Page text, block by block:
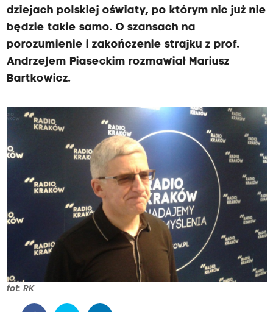
dziejach polskiej oświaty, po którym nic już nie
będzie takie samo. O szansach na
porozumienie i zakończenie strajku z prof.
Andrzejem Piaseckim rozmawiał Mariusz
Bartkowicz.
fot: RK